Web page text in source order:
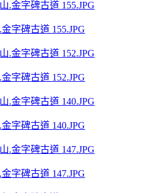
字碑古道 155.JPG
字碑古道 152.JPG
字碑古道 140.JPG
字碑古道 147.JPG